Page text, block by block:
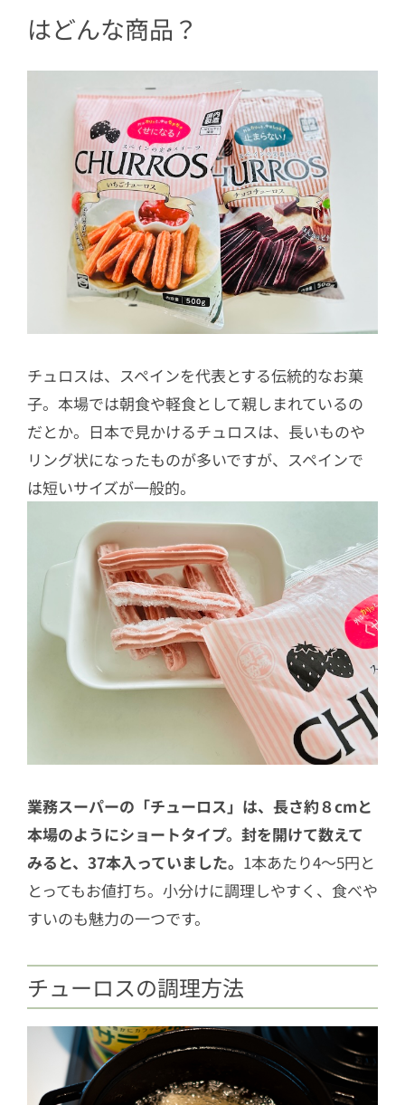
3トッピングアレンジを楽しんでみた
揚げたてが手軽に楽しめる一品！
はどんな商品？
チュロスは、スペインを代表とする伝統的なお菓
子。本場では朝食や軽食として親しまれているの
だとか。日本で見かけるチュロスは、長いものや
リング状になったものが多いですが、スペインで
は短いサイズが一般的。
業務スーパーの「チューロス」は、長さ約８cmと
本場のようにショートタイプ。封を開けて数えて
みると、37本入っていました。 1本あたり4〜5円と
とってもお値打ち。小分けに調理しやすく、食べや
すいのも魅力の一つです。
チューロスの調理方法